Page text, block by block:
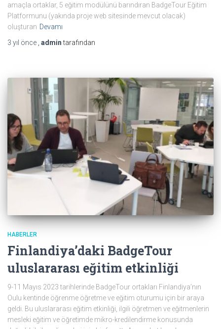
amaçla ortaklar, 5 eğitim modülünü barındıran BadgeTour Eğitim
Platformunu (yakında proje web sitesinde mevcut olacak)
oluşturan Devamı
3 yıl önce admintarafından
HABERLER
Finlandiya’daki BadgeTour
uluslararası eğitim etkinliği
9-11 Mayıs 2023 tarihlerinde BadgeTour ortakları Finlandiya’nın
Oulu kentinde öğrenme öğretme ve eğitim oturumu için bir araya
geldi. Bu uluslararası eğitim etkinliği, ilgili öğretmen ve eğitmenlerin
mesleki eğitim ve öğretimde mikro-kredilendirme konusunda